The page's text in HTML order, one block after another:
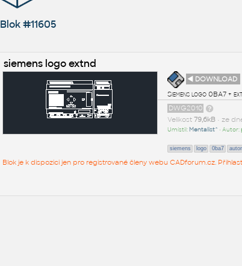
Blok #11605
siemens logo extnd
◄ DOWNLOAD
Siemens logo 0BA7 + ext
DWG2010
Velikost 79,6kB• ze
Umístil: Mentalist^ • Autor:
siemens logo 0ba7
Blok je k dispozici jen pro registrované členy webu CADforum.cz.